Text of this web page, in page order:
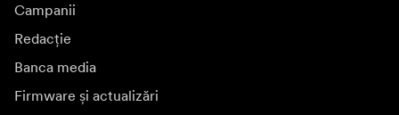
Campanii
Redacție
Banca media
Firmware și actualizări